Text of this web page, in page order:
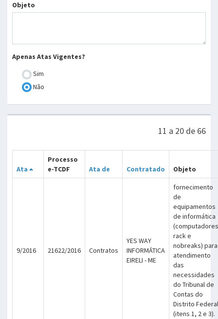
Objeto
Apenas Atas Vigentes?
Sim
Não
11 a 20 de 66
Ata
Processo
e-TCDF
Ata de Contratado Objeto
9/2016 21622/2016 Contratos
YES WAY
INFORMÁTICA
EIRELI - ME
fornecimento
de
equipamentos
de informática
rack e
nobreaks) para
atendimento
das
necessidades
do Tribunal de
Contas do
Distrito Federal
(itens 1, 2 e 3).